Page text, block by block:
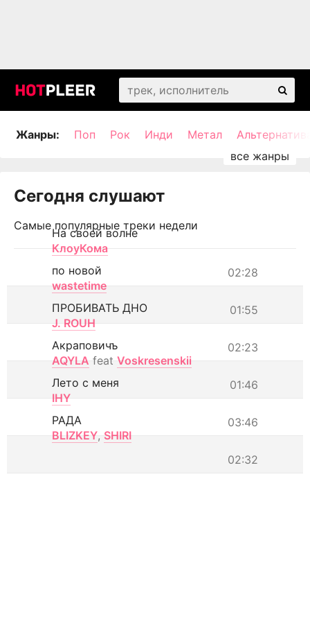
Жанры: Поп Рок Инди Метал
Сегодня слушают
Самые популярные треки недели
На своей волне
КлоуКома
02:28
по новой
wastetime
01:55
ПРОБИВАТЬ ДНО
J. ROUH
02:23
Акраповичъ
AQYLA feat Voskresenskii
01:46
Лето с меня
IHY
03:46
РАДА
BLIZKEY, SHIRI
02:32